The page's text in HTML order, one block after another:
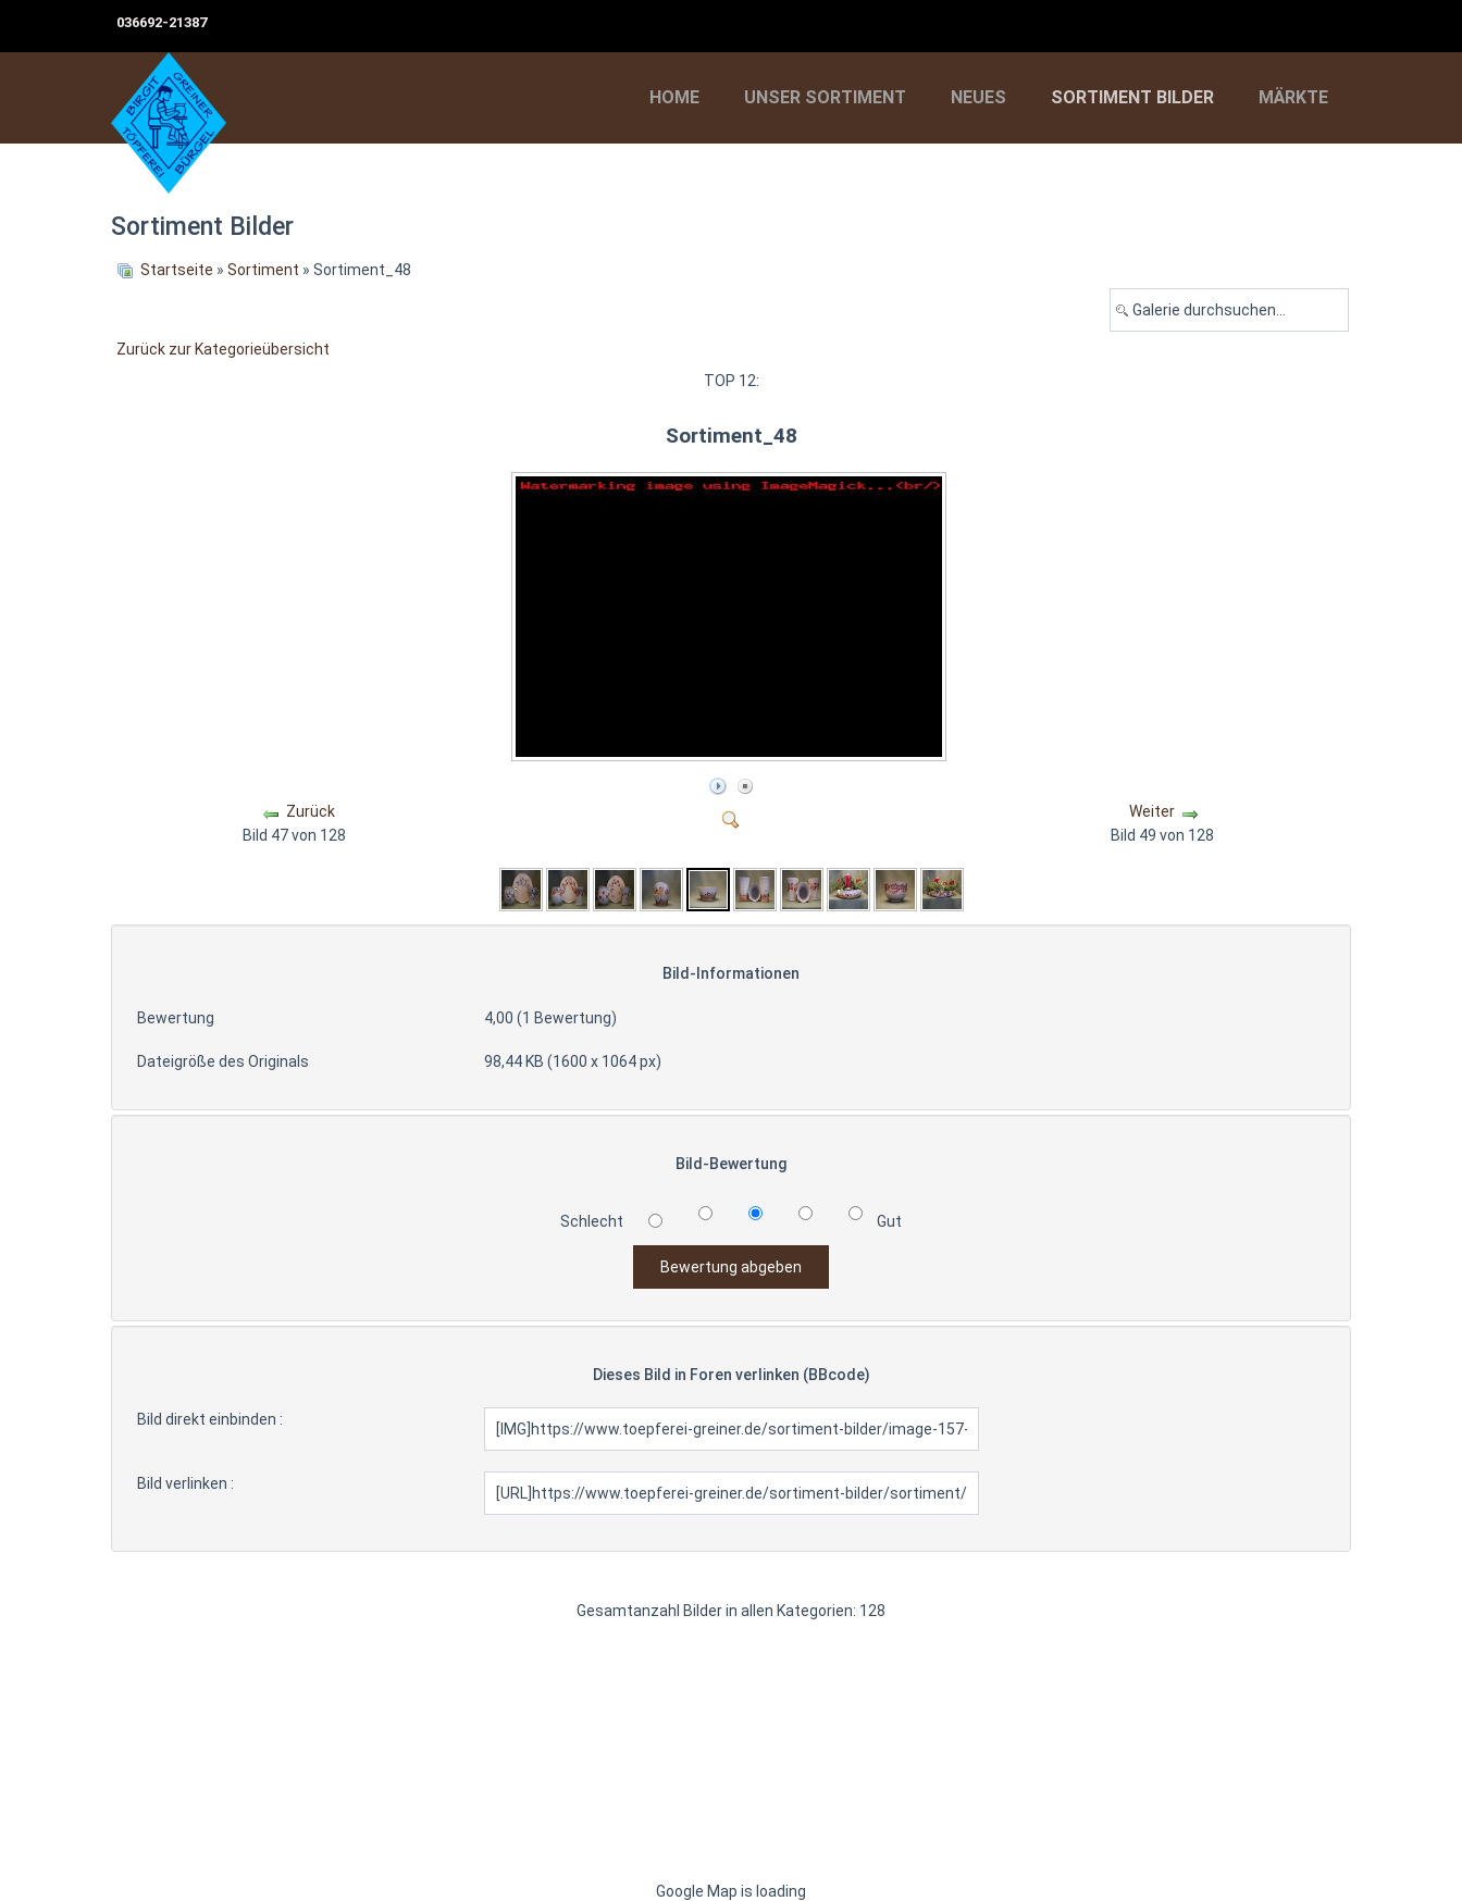
036692-21387
HOME UNSER SORTIMENT NEUES SORTIMENT BILDER MÄRKTE
Sortiment Bilder
Startseite » Sortiment » Sortiment_48
Zurück zur Kategorieübersicht
TOP 12:
Sortiment_48
Zurück
Bild 47 von 128
Weiter
Bild 49 von 128
Bild-Informationen
Bewertung 4,00 (1 Bewertung)
Dateigröße des Originals 98,44 KB (1600 x 1064 px)
Bild-Bewertung
Schlecht Gut
Dieses Bild in Foren verlinken (BBcode)
Bild direkt einbinden :
Bild verlinken :
Gesamtanzahl Bilder in allen Kategorien: 128
Google Map is loading